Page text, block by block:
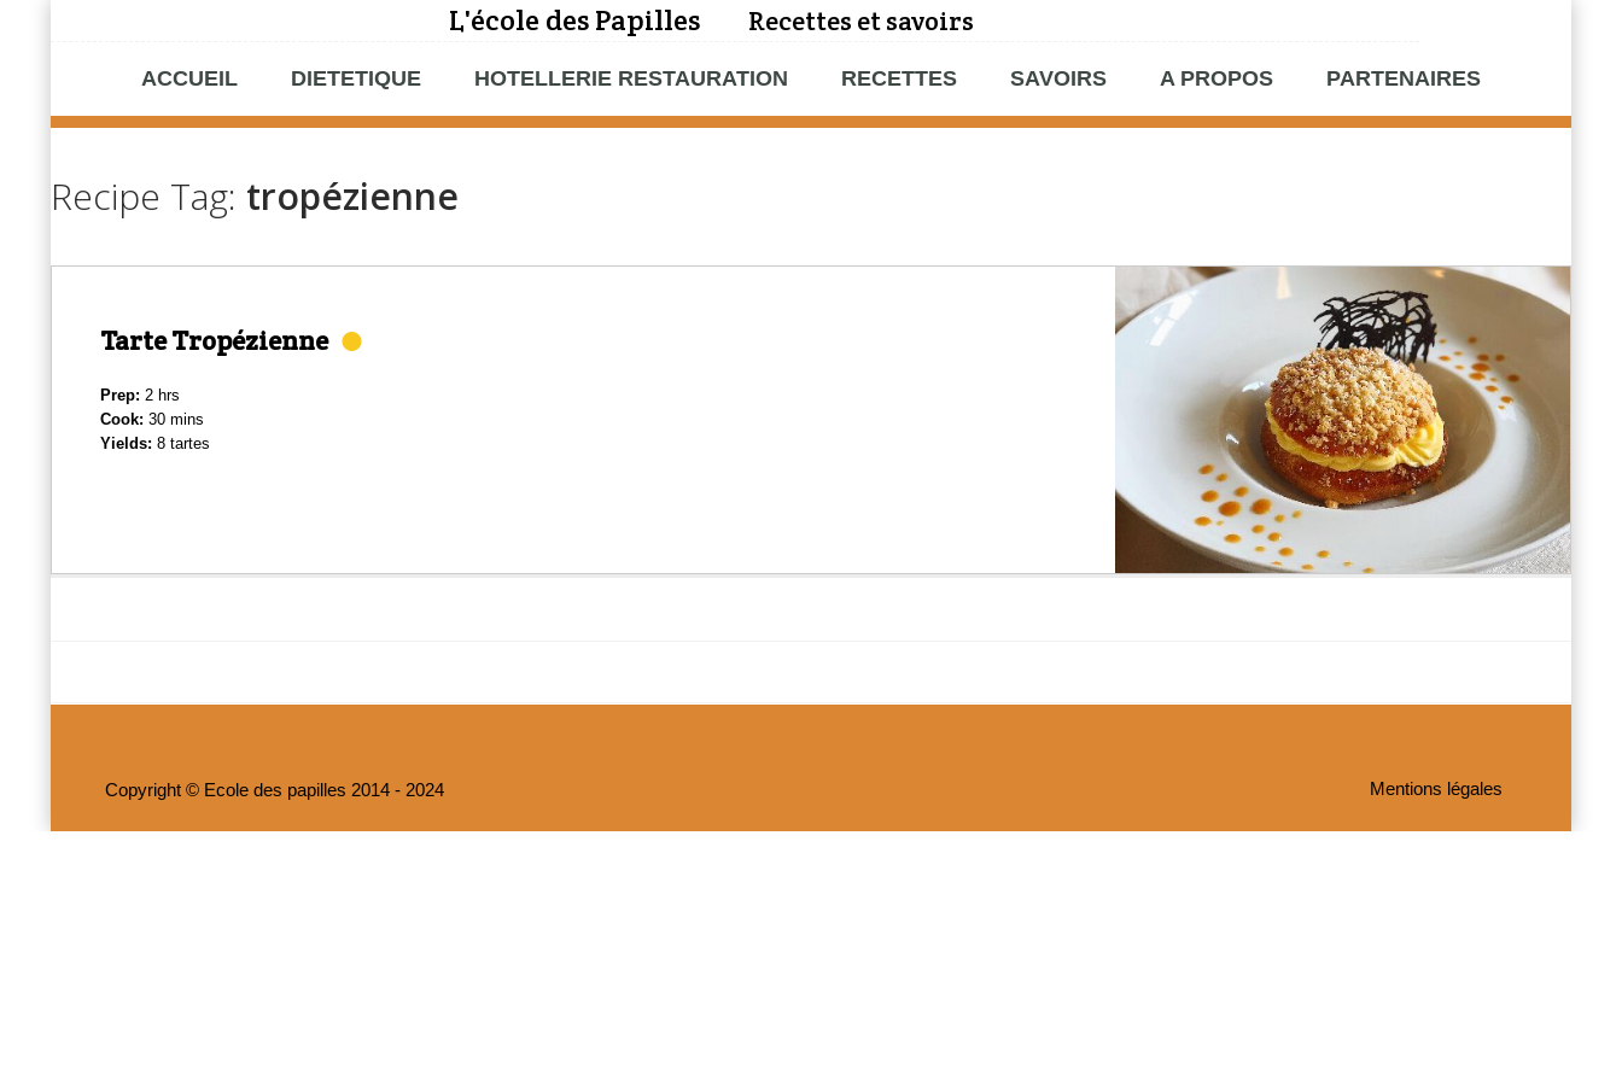
L'école des Papilles Recettes et savoirs
ACCUEIL DIETETIQUE HOTELLERIE RESTAURATION RECETTES SAVOIRS A PROPOS PARTENAIRES
Recipe Tag: tropézienne
Tarte Tropézienne
Prep: 2 hrs
Cook: 30 mins
Yields: 8 tartes
Copyright © Ecole des papilles 2014 - 2024 Mentions légales